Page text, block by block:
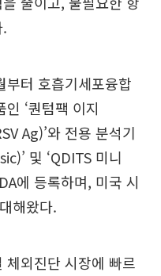
부터 호흡기세포융합
‘퀀텀팩 이지
Ag)’와 전용 분석기
및 ‘QDITS 미니
에 등록하며, 미국 시
해왔다.
체외진단 시장에 빠르